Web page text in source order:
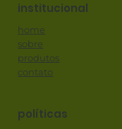
institucional
home
sobre
produtos
contato
políticas